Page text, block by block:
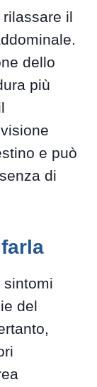
rilassare il
dello
più
e può
di
sintomi
del